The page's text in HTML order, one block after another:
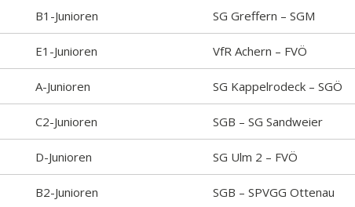
B1-Junioren SG Greffern – SGM
E1-Junioren VfR Achern – FVÖ
A-Junioren SG Kappelrodeck – SGÖ
C2-Junioren SGB – SG Sandweier
D-Junioren SG Ulm 2 – FVÖ
B2-Junioren SGB – SPVGG Ottenau